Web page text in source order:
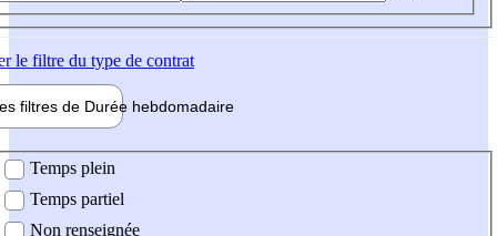
le filtre du type de contrat
filtres de Durée hebdomadaire
Temps plein
Temps partiel
Non renseignée